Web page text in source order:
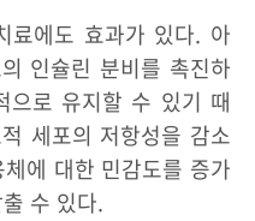
료에도 효과가 있다. 아
인슐린 분비를 촉진하
으로 유지할 수 있기 때
세포의 저항성을 감소
에 대한 민감도를 증가
수 있다.